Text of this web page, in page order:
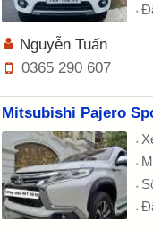
Nguyễn Tuấn
0365 290 607
Mitsubishi Pajero